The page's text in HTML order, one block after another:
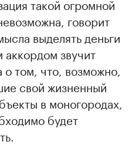
такой огромной
говорит
выделять деньги
аккордом звучит
том, что, возможно,
свой жизненный
в моногородах,
будет